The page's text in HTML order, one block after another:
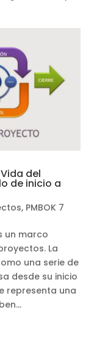
del
de inicio a
, PMBOK 7
un marco
La
una serie de
desde su inicio
representa una